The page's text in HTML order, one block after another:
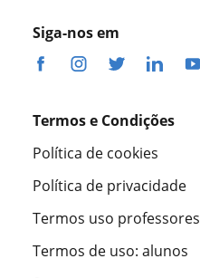
Siga-nos em
Termos e Condições
Política de cookies
Política de privacidade
Termos uso professores
Termos de uso: alunos